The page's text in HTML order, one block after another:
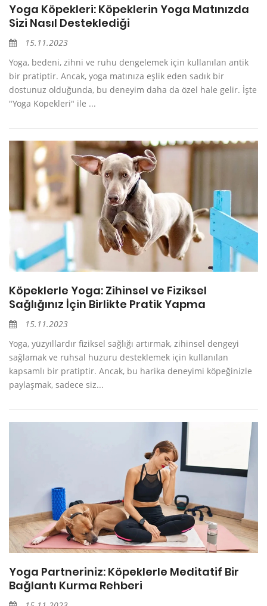
Yoga Köpekleri: Köpeklerin Yoga Matınızda
Sizi Nasıl Desteklediği
15.11.2023
Yoga, bedeni, zihni ve ruhu dengelemek için kullanılan antik
bir pratiptir. Ancak, yoga matınıza eşlik eden sadık bir
dostunuz olduğunda, bu deneyim daha da özel hale gelir. İşte
"Yoga Köpekleri" ile ...
Köpeklerle Yoga: Zihinsel ve Fiziksel
Sağlığınız İçin Birlikte Pratik Yapma
15.11.2023
Yoga, yüzyıllardır fiziksel sağlığı artırmak, zihinsel dengeyi
sağlamak ve ruhsal huzuru desteklemek için kullanılan
kapsamlı bir pratiptir. Ancak, bu harika deneyimi köpeğinizle
paylaşmak, sadece siz...
Yoga Partneriniz: Köpeklerle Meditatif Bir
Bağlantı Kurma Rehberi